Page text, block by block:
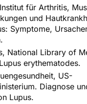
für Arthritis,
und
Symptome,
National Library of
erythematodes.
US-
Diagnose
Lupus.